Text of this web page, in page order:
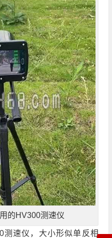
的HV300测速仪
测速仪，大小形似单反相